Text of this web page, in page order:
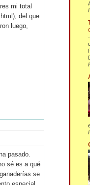
mi total
del que
luego,
pasado.
sé es a qué
se